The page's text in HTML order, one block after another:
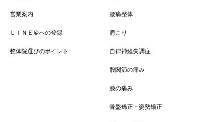
営業案内
ＬＩＮＥ＠への登録
整体院選びのポイント
腰痛整体
肩こり
自律神経失調症
股関節の痛み
膝の痛み
骨盤矯正・姿勢矯正